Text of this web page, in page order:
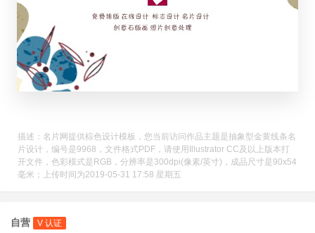
描述：名片网提供棕色设计模板，您当前访问作品主题是抽象型金黄线条名
片设计，编号是9968，文件格式PDF，请使用Illustrator CC及以上版本打
开文件，色彩模式是RGB，分辨率是300dpi(像素/英寸)，成品尺寸是90x54
毫米；上传时间为2019-05-31 17:58 星期五
自营 V 认证